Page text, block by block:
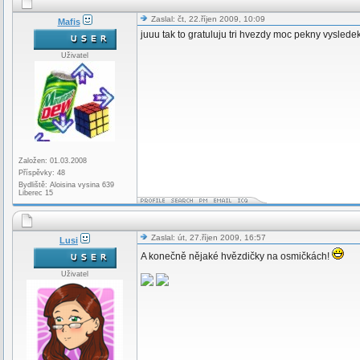
Mafis
Uživatel
Založen: 01.03.2008
Příspěvky: 48
Bydliště: Aloisina vysina 639
Liberec 15
Zaslal: čt, 22.říjen 2009, 10:09
juuu tak to gratuluju tri hvezdy moc pekny
Lusi
Uživatel
Zaslal: út, 27.říjen 2009, 16:57
A konečně nějaké hvězdičky na osmičkách!